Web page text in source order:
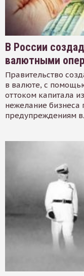
В России
валютными
Правительство
в валюте, с
оттоком капитала
нежелание бизнеса
предупреждениям